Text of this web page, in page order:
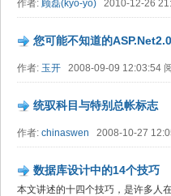
作者: 顾磊(kyo-yo) 2010-12-26
您可能不知道的
作者: 玉开 2008-09-09 12:03:54
统驭科目与特别总帐标志
作者: chinaswen 2008-10-27
数据库设计中的14个技巧
本文讲述的十四个技巧，是许多人